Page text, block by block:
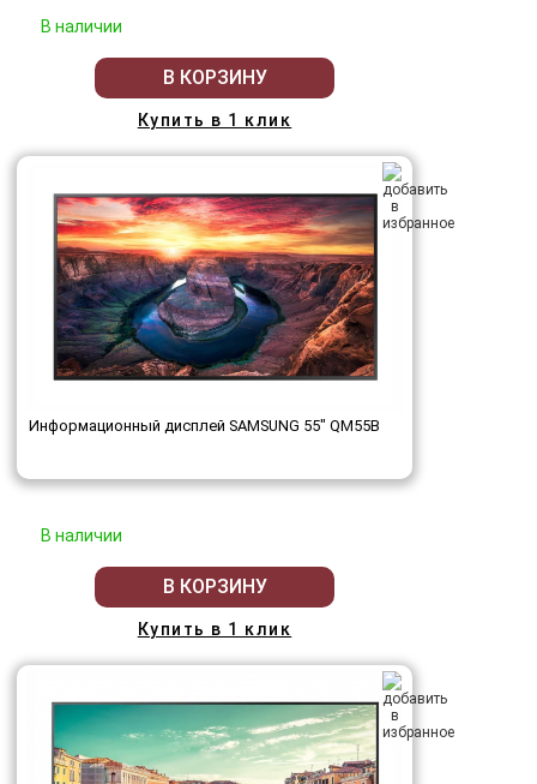
В наличии
В КОРЗИНУ
Купить в 1 клик
Информационный дисплей SAMSUNG 55" QM55B
В наличии
В КОРЗИНУ
Купить в 1 клик